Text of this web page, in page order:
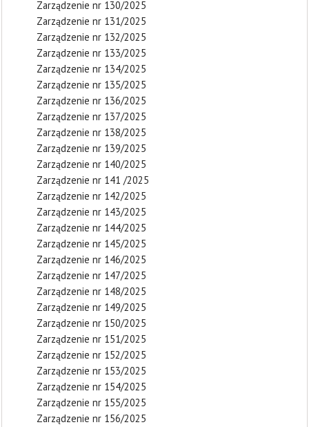
Zarządzenie nr 130/2025
Zarządzenie nr 131/2025
Zarządzenie nr 132/2025
Zarządzenie nr 133/2025
Zarządzenie nr 134/2025
Zarządzenie nr 135/2025
Zarządzenie nr 136/2025
Zarządzenie nr 137/2025
Zarządzenie nr 138/2025
Zarządzenie nr 139/2025
Zarządzenie nr 140/2025
Zarządzenie nr 141 /2025
Zarządzenie nr 142/2025
Zarządzenie nr 143/2025
Zarządzenie nr 144/2025
Zarządzenie nr 145/2025
Zarządzenie nr 146/2025
Zarządzenie nr 147/2025
Zarządzenie nr 148/2025
Zarządzenie nr 149/2025
Zarządzenie nr 150/2025
Zarządzenie nr 151/2025
Zarządzenie nr 152/2025
Zarządzenie nr 153/2025
Zarządzenie nr 154/2025
Zarządzenie nr 155/2025
Zarządzenie nr 156/2025